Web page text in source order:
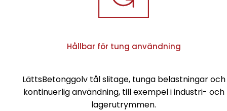
Hållbar för tung användning
LättsBetonggolv tål slitage, tunga belastningar och
kontinuerlig användning, till exempel i industri- och
lagerutrymmen.